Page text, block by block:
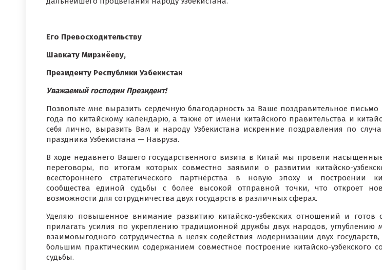
Его Превосходительству
Шавкату Мирзиёеву,
Президенту Республики Узбекистан
Уважаемый господин Президент!
Позвольте мне выразить сердечную благодарность за Ваше поздравительное
года по китайскому календарю, а также от имени китайского правительства и
себя лично, выразить Вам и народу Узбекистана искренние поздравления по
праздника Узбекистана — Навруза.
В ходе недавнего Вашего государственного визита в Китай мы провели
переговоры, по итогам которых совместно заявили о развитии китайско-
всестороннего стратегического партнёрства в новую эпоху и построении
сообщества единой судьбы с более высокой отправной точки, что откроет
возможности для сотрудничества двух государств в различных сферах.
Уделяю повышенное внимание развитию китайско-узбекских отношений и готов
прилагать усилия по укреплению традиционной дружбы двух народов, углублению
взаимовыгодного сотрудичества в целях содействия модернизации двух
большим практическим содержанием совместное построение китайско-узбекского
судьбы.